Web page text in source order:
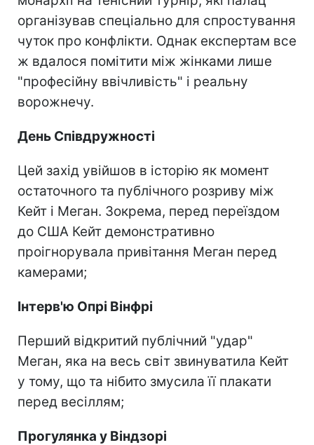
організував спеціально для спростування
чуток про конфлікти. Однак експертам все
ж вдалося помітити між жінками лише
"професійну ввічливість" і реальну
ворожнечу.
День Співдружності
Цей захід увійшов в історію як момент
остаточного та публічного розриву між
Кейт і Меган. Зокрема, перед переїздом
до США Кейт демонстративно
проігнорувала привітання Меган перед
камерами;
Інтерв'ю Опрі Вінфрі
Перший відкритий публічний "удар"
Меган, яка на весь світ звинуватила Кейт
у тому, що та нібито змусила її плакати
перед весіллям;
Прогулянка у Віндзорі